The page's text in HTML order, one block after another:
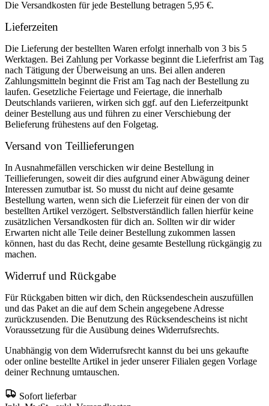
Die Versandkosten für jede Bestellung betragen 5,95 €.
Lieferzeiten
Die Lieferung der bestellten Waren erfolgt innerhalb von 3 bis 5
Werktagen. Bei Zahlung per Vorkasse beginnt die Lieferfrist am Tag
nach Tätigung der Überweisung an uns. Bei allen anderen
Zahlungsmitteln beginnt die Frist am Tag nach der Bestellung zu
laufen. Gesetzliche Feiertage und Feiertage, die innerhalb
Deutschlands variieren, wirken sich ggf. auf den Lieferzeitpunkt
deiner Bestellung aus und führen zu einer Verschiebung der
Belieferung frühestens auf den Folgetag.
Versand von Teillieferungen
In Ausnahmefällen verschicken wir deine Bestellung in
Teillieferungen, soweit dir dies aufgrund einer Abwägung deiner
Interessen zumutbar ist. So musst du nicht auf deine gesamte
Bestellung warten, wenn sich die Lieferzeit für einen der von dir
bestellten Artikel verzögert. Selbstverständlich fallen hierfür keine
zusätzlichen Versandkosten für dich an. Sollten wir dir wider
Erwarten nicht alle Teile deiner Bestellung zukommen lassen
können, hast du das Recht, deine gesamte Bestellung rückgängig zu
machen.
Widerruf und Rückgabe
Für Rückgaben bitten wir dich, den Rücksendeschein auszufüllen
und das Paket an die auf dem Schein angegebene Adresse
zurückzusenden. Die Benutzung des Rücksendescheins ist nicht
Voraussetzung für die Ausübung deines Widerrufsrechts.
Unabhängig von dem Widerrufsrecht kannst du bei uns gekaufte
oder online bestellte Artikel in jeder unserer Filialen gegen Vorlage
deiner Rechnung umtauschen.
Sofort lieferbar